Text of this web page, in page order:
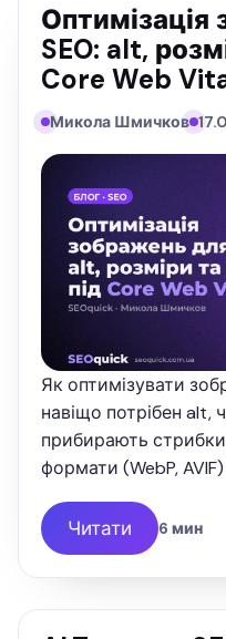
Оптимізація
SEO: alt,
Core Web
Микола Шмичков
Як оптимізувати
навіщо потрібен alt,
прибирають стрибки
формати (WebP,
Читати 6 мин